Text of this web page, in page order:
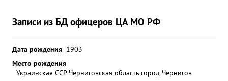
Записи из БД офицеров ЦА МО РФ
Дата рождения 1903
Место рождения
Украинская ССР Черниговская область город Чернигов